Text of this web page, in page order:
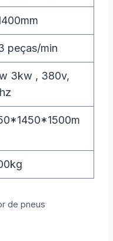
peças/min
3kw , 380v,
de pneus